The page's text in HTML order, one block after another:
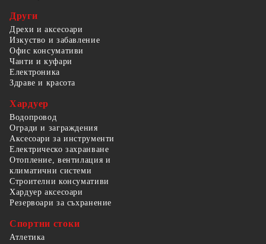
Други
Дрехи и аксесоари
Изкуство и забавление
Офис консумативи
Чанти и куфари
Електроника
Здраве и красота
Хардуер
Водопровод
Огради и заграждения
Аксесоари за инструменти
Електрическо захранване
Отопление, вентилация и
климатични системи
Строителни консумативи
Хардуер аксесоари
Резервоари за съхранение
Спортни стоки
Атлетика